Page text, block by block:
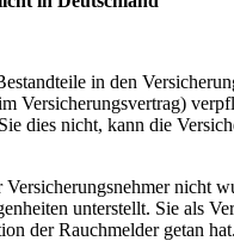
in den
Versicherungsvertrag)
dies nicht, kann die
nicht
unterstellt. Sie als
der Rauchmelder getan hat.